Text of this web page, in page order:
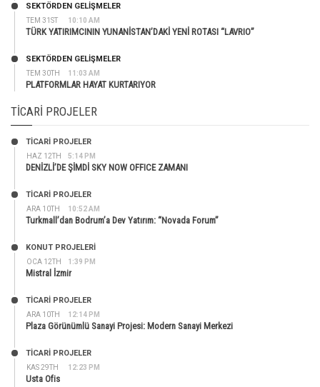
TEM 31ST 10:10 AM
SEKTÖRDEN GELIŞMELER
TÜRK YATIRIMCININ YUNANİSTAN’DAKİ YENİ ROTASI “LAVRIO”
TEM 30TH 11:03 AM
SEKTÖRDEN GELIŞMELER
PLATFORMLAR HAYAT KURTARIYOR
TICARI PROJELER
HAZ 12TH 5:14 PM
TİCARİ PROJELER
DENİZLİ’DE ŞİMDİ SKY NOW OFFICE ZAMANI
ARA 10TH 10:52 AM
TİCARİ PROJELER
Turkmall’dan Bodrum’a Dev Yatırım: “Novada Forum”
OCA 12TH 1:39 PM
KONUT PROJELERI
Mistral İzmir
ARA 10TH 12:14 PM
TİCARİ PROJELER
Plaza Görünümlü Sanayi Projesi: Modern Sanayi Merkezi
KAS 29TH 12:23 PM
TİCARİ PROJELER
Usta Ofis